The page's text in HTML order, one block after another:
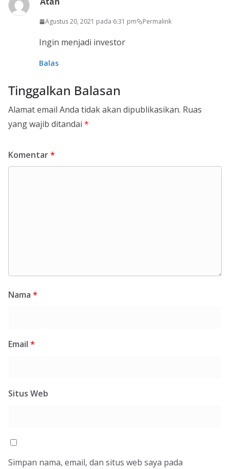
Agustus 20, 2021 pada 6:31 pm Permalink
Ingin menjadi investor
Balas
Tinggalkan Balasan
Alamat email Anda tidak akan dipublikasikan. Ruas
yang wajib ditandai *
Komentar*
Nama *
Email *
Situs Web
Simpan nama, email, dan situs web saya pada